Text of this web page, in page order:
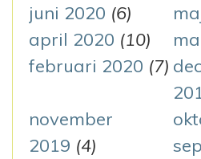
juni 2020 (6)
april 2020 (10)
februari 2020 (7)
november
2019 (4)